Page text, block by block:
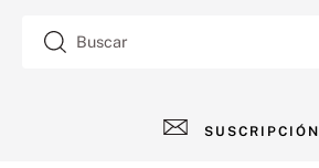
Buscar
SUSCRIPCIÓN